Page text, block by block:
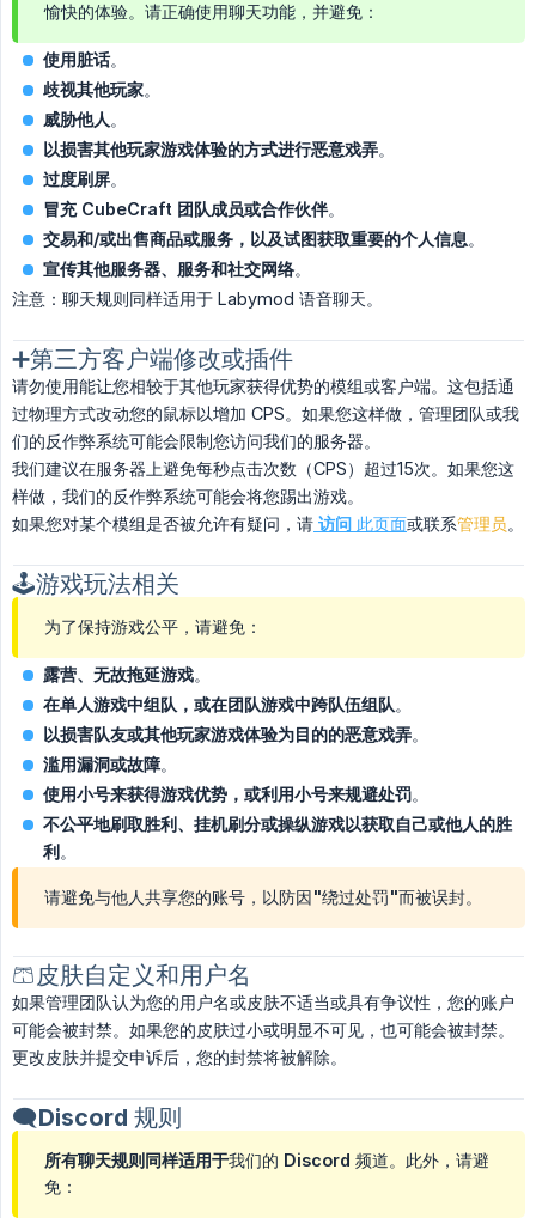
愉快的体验。请正确使用聊天功能，并避免：
使用脏话。
歧视其他玩家。
威胁他人 。
以损害其他玩家游戏体验的方式进行恶意戏弄。
过度刷屏。
冒充 CubeCraft 团队成员或合作伙伴。
交易和/或出售商品或服务，以及试图获取重要的个人信息。
宣传其他服务器、服务和社交网络。
注意：聊天规则同样适用于 Labymod 语音聊天。
➕第三方客户端修改或插件
请勿使用能让您相较于其他玩家获得优势的模组或客户端。这包括通
过物理方式改动您的鼠标以增加 CPS。如果您这样做，管理团队或我
们的反作弊系统可能会限制您访问我们的服务器。
我们建议在服务器上避免每秒点击次数（CPS）超过15次。如果您这
样做，我们的反作弊系统可能会将您踢出游戏。
如果您对某个模组是否被允许有疑问，请 访问 此页面或联系管理员。
🕹️游戏玩法相关
为了保持游戏公平，请避免：
露营、无故拖延游戏。
在单人游戏中组队，或在团队游戏中跨队伍组队。
以损害队友或其他玩家游戏体验为目的的恶意戏弄。
滥用漏洞或故障。
使用小号来获得游戏优势，或利用小号来规避处罚。
不公平地刷取胜利、挂机刷分或操纵游戏以获取自己或他人的胜
利。
请避免与他人共享您的账号，以防因"绕过处罚"而被误封。
🩳皮肤自定义和用户名
如果管理团队认为您的用户名或皮肤不适当或具有争议性，您的账户
可能会被封禁。如果您的皮肤过小或明显不可见，也可能会被封禁。
更改皮肤并提交申诉后，您的封禁将被解除。
🗨️Discord 规则
所有聊天规则同样适用于我们的 Discord 频道。此外，请避
免：